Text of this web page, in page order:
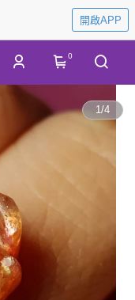
開啟APP
0
1/4